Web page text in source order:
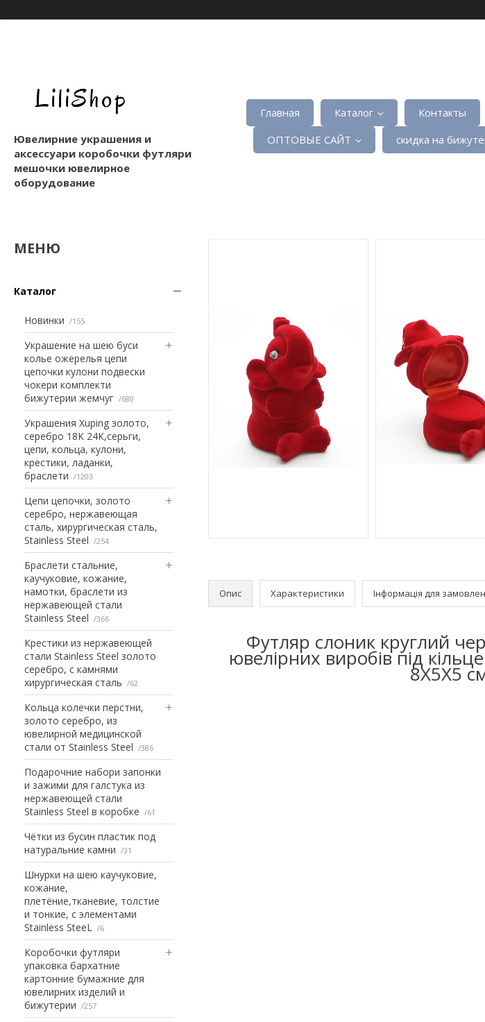
Ювелирние украшения и
аксессуари коробочки футляри
мешочки ювелирное
оборудование
Главная Каталог Контакты
ОПТОВЫЕ САЙТ
скидка на
Каталог
Новинки 155
Украшение на шею буси
колье ожерелья цепи
цепочки кулони подвески
чокери комплекти
бижутерии жемчуг
680
Украшения Xuping золото,
серебро 18К 24К,серьги,
цепи, кольца, кулони,
крестики, ладанки,
браслети
1203
Цепи цепочки, золото
серебро, нержавеющая
сталь, хирургическая сталь,
Stainless Steel
254
Браслети стальние,
каучуковие, кожание,
намотки, браслети из
нержавеющей стали
Stainless Steel
366
Крестики из нержавеющей
стали Stainless Steel золото
серебро, с камнями
хирургическая сталь
62
Кольца колечки перстни,
золото серебро, из
ювелирной медицинской
стали от Stainless Steel
386
Подарочние набори запонки
и зажими для галстука из
нержавеющей стали
Stainless Steel в коробке
61
Чётки из бусин пластик под
натуральние камни
31
Шнурки на шею каучуковие,
кожание,
плетёние,тканевие, толстие
и тонкие, с элементами
Stainless SteeL
6
Коробочки футляри
упаковка бархатние
картонние бумажние для
ювелирних изделий и
бижутерии
257
Опис Характеристики Інформація для
Футляр слоник круглий
ювелірних виробів під
8Х5Х5